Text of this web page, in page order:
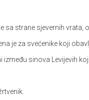
sa strane sjevernih vrata,
je za svećenike koji
sinova Levijevih